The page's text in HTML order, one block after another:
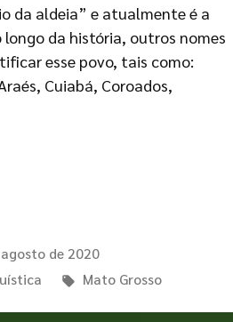
da aldeia” e atualmente é a
da história, outros nomes
esse povo, tais como:
Cuiabá, Coroados,
de 2020
Mato Grosso